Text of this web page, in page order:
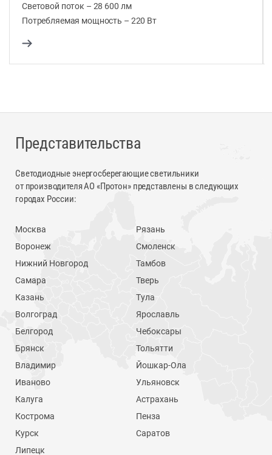
Световой поток – 28 600 лм
Потребляемая мощность – 220 Вт
Представительства
Светодиодные энергосберегающие светильники
от производителя АО «Протон» представлены в следующих
городах России:
Москва
Воронеж
Нижний Новгород
Самара
Казань
Волгоград
Белгород
Брянск
Владимир
Иваново
Калуга
Кострома
Курск
Липецк
Рязань
Смоленск
Тамбов
Тверь
Тула
Ярославль
Чебоксары
Тольятти
Йошкар-Ола
Ульяновск
Астрахань
Пенза
Саратов